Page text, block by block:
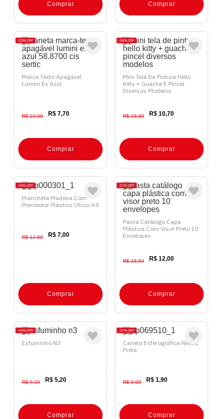
Comprar Comprar
23% OFF
Marca Texto Apagável
Lumini Ex Azul
R$ 10,00 R$ 7,70
Comprar
35% OFF
Mini Tela De Pintura Hello
Kitty + Guache E Pincel
Diversos Modelos
R$ 16,40 R$ 10,70
Comprar
44% OFF
Prancheta Madeira Com
Prendedor Plástico Ofício A4
R$ 12,60 R$ 7,00
Comprar
27% OFF
Pasta Catálogo Capa
Plástica Com Visor Preto 10
Envelopes
R$ 16,50 R$ 12,00
Comprar
43% OFF
Esfuminho N3
R$ 9,20 R$ 5,20
Comprar
37% OFF
Caneta Esferográfica Neotip
Preta
R$ 3,00 R$ 1,90
Comprar